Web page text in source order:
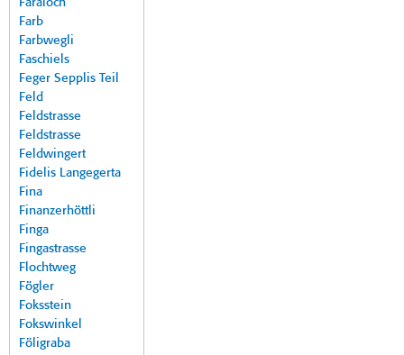
Faraloch
Farb
Farbwegli
Faschiels
Feger Sepplis Teil
Feld
Feldstrasse
Feldstrasse
Feldwingert
Fidelis Langegerta
Fina
Finanzerhöttli
Finga
Fingastrasse
Flochtweg
Fögler
Foksstein
Fokswinkel
Föligraba